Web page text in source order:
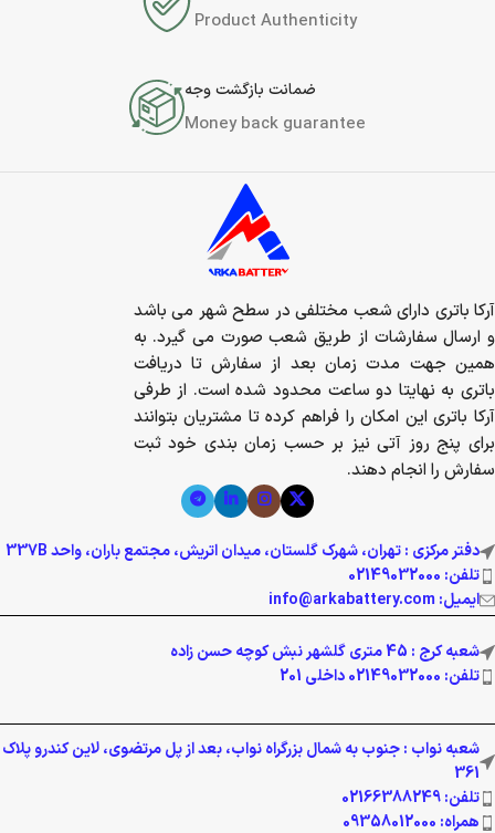
Product Authenticity
ضمانت بازگشت وجه
Money back guarantee
آرکا باتری دارای شعب مختلفی در سطح شهر می باشد
و ارسال سفارشات از طریق شعب صورت می گیرد. به
همین جهت مدت زمان بعد از سفارش تا دریافت
باتری به نهایتا دو ساعت محدود شده است. از طرفی
آرکا باتری این امکان را فراهم کرده تا مشتریان بتوانند
برای پنج روز آتی نیز بر حسب زمان بندی خود ثبت
سفارش را انجام دهند.
دفتر مرکزی : تهران، شهرک گلستان، میدان اتریش، مجتمع باران، واحد 337B
تلفن: 02149032000
ایمیل: info@arkabattery.com
شعبه کرج : 45 متری گلشهر نبش کوچه حسن زاده
تلفن: 02149032000 داخلی 201
شعبه نواب : جنوب به شمال بزرگراه نواب، بعد از پل مرتضوی، لاین کندرو پلاک
361
تلفن: 02166388249
همراه: 09358012000